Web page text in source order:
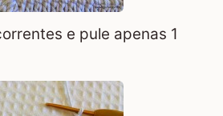
e pule apenas 1